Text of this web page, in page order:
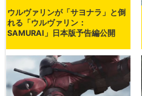
ウルヴァリンが「サヨナラ」と倒
れる「ウルヴァリン：
SAMURAI」日本版予告編公開